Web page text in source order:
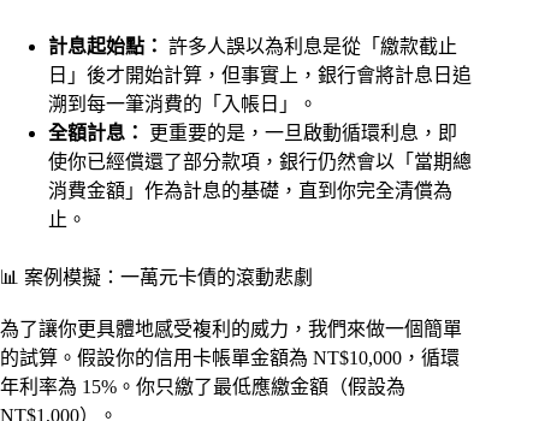
計息起始點： 許多人誤以為利息是從「繳款截止
日」後才開始計算，但事實上，銀行會將計息日追
溯到每一筆消費的「入帳日」。
全額計息：
更重要的是，一旦啟動循環利息，即
使你已經償還了部分款項，銀行仍然會以「當期總
消費金額」作為計息的基礎，直到你完全清償為
止。
📊 案例模擬：一萬元卡債的滾動悲劇
為了讓你更具體地感受複利的威力，我們來做一個簡單
的試算。假設你的信用卡帳單金額為 NT$10,000，循環
年利率為 15%。你只繳了最低應繳金額（假設為
NT$1,000）。